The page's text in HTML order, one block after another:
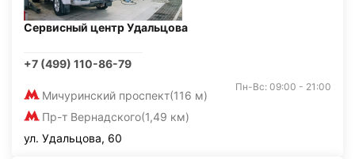
Сервисный центр Удальцова
+7 (499) 110-86-79
Мичуринский проспект(116 м)
Пр-т Вернадского(1,49 км)
Пн-Вс: 09:00 - 21:00
ул. Удальцова, 60